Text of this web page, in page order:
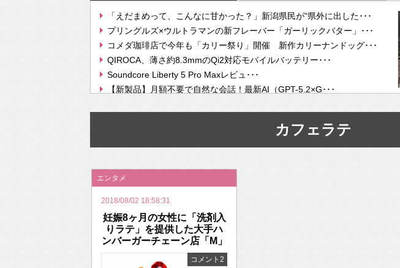
「えだまめって、こんなに甘かった？」新潟県民が“県外に出した･･･
プリングルズ×ウルトラマンの新フレーバー「ガーリックバター」･･･
コメダ珈琲店で今年も「カリー祭り」開催 新作カリーナンドッグ･･･
QIROCA、薄さ約8.3mmのQi2対応モバイルバッテリー･･･
Soundcore Liberty 5 Pro Maxレビュ･･･
【新製品】月額不要で自然な会話！最新AI（GPT-5.2×G･･･
【次世代の没入感と生産性】VITURE Luma Ultra･･･
挫折率8割の壁をAIで突破。ジャストシステム、”自分が今話し･･･
2026年のバレンタインは「自分で作って、想いを渡す」 TE･･･
カフェラテ
エンタメ
2018/08/02 18:58:31
妊娠8ヶ月の女性に「洗剤入
りラテ」を提供した大手ハ
ンバーガーチェーン店「M」
コメント2